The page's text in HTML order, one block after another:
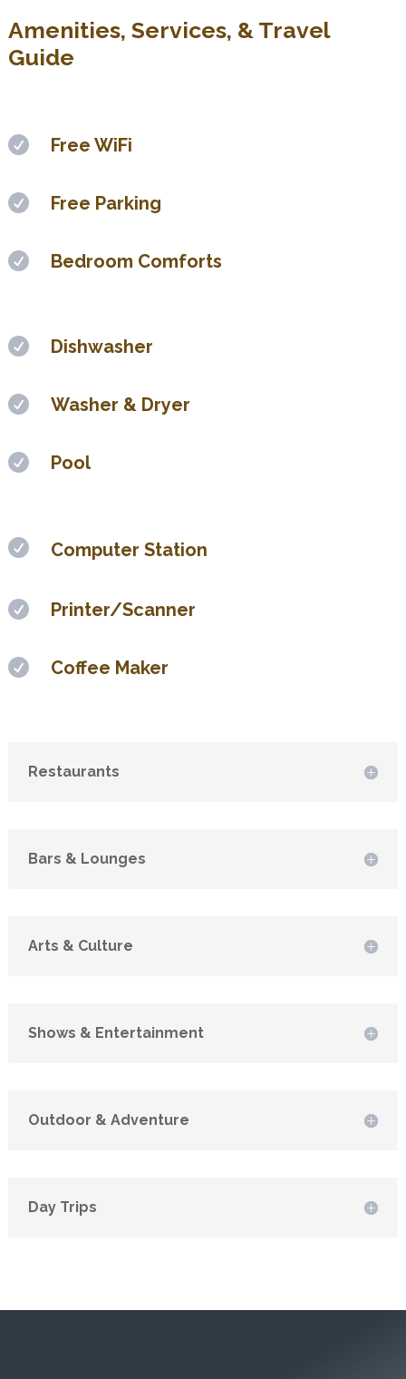
Amenities, Services, & Travel
Guide
 Free WiFi
 Free Parking
 Bedroom Comforts
 Dishwasher
 Washer & Dryer
 Pool
 Computer Station
 Printer/Scanner
 Coffee Maker
Restaurants
Bars & Lounges
Arts & Culture
Shows & Entertainment
Outdoor & Adventure
Day Trips